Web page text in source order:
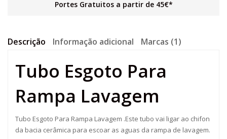
Portes Gratuitos a partir de 45€*
Descrição Informação adicional Marcas (1)
Tubo Esgoto Para
Rampa Lavagem
Tubo Esgoto Para Rampa Lavagem .Este tubo vai ligar ao chifon
da bacia cerâmica para escoar as aguas da rampa de lavagem.